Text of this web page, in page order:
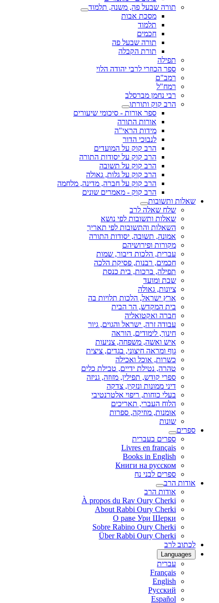
תורה שבעל פה, משנה, תלמוד
מסכת אבות
תלמוד
חכמים
תורה שבעל פה
תורת הקבלה
תפילה
ספר הכוזרי לרבי יהודה הלוי
רמב"ם
רמח"ל
רבי נחמן מברסלב
הרב קוק ותורתו
ספר אורות - סיכומי שיעורים
אורות התורה
מידות הראי"ה
לנבוכי הדור
הרב קוק על המועדים
הרב קוק על יסודות התורה
הרב קוק על תשובה
הרב קוק על גלות, גאולה
הרב קוק על חברה, מדינה, מלחמה
הרב קוק - מאמרים שונים
שאלות ותשובות
שלח שאלה לרב
שאלות ותשובות לפי נושא
השאלות והתשובות לפי תאריך
אמונה, תשובה, יסודות התורה
מקורות ופירושיהם
עברית, הלכות דיבור, שמות
חכמים, רבנות, פסיקת הלכה
תפילה, ברכות, בית כנסת
שבת ומועד
ציונות, גאולה
ארץ ישראל, הלכות תלויות בה
בית המקדש, הר הבית
חברה ואקטואליה
עבודה זרה, ישראל והגוים, גיור
חינוך, לימודים, הוראה
איש ואשה, משפחה, צניעות
גוף ומראה חיצוני, בגדים, ציצית
כשרות, אוכל ואכילה
טהרה, נטילת ידיים, טבילת כלים
ספרי קודש, תפילין, מזוזה, גניזה
דיני ממונות ונזקין, צדקה
בעלי כוחות, ריפוי אלטרנטיבי
הלוח העברי, תאריכים
אומנות, מוזיקה, ספרות
שונות
ספרים
ספרים בעברית
Livres en français
Books in English
Книги на русском
ספרים לבני נח
אודות הרב
אודות הרב
À propos du Rav Oury Cherki
About Rabbi Oury Cherki
О раве Ури Шерки
Sobre Rabino Oury Cherki
Über Rabbi Oury Cherki
לכתוב לרב
Languages
עברית
Français
English
Русский
Español